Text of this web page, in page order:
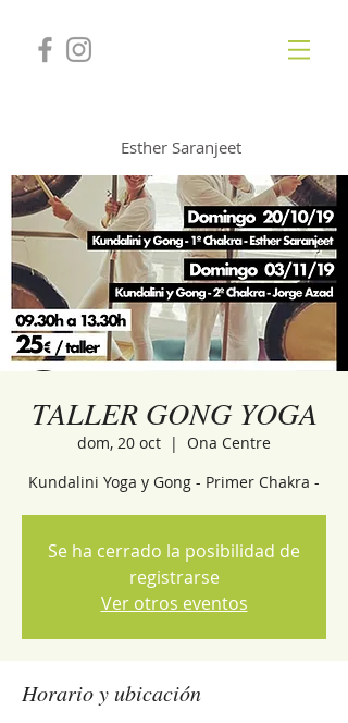
Esther Saranjeet
TALLER GONG YOGA
dom, 20 oct
  |
Ona Centre
Kundalini Yoga y Gong - Primer Chakra -
Se ha cerrado la posibilidad de
registrarse
Ver otros eventos
Horario y ubicación